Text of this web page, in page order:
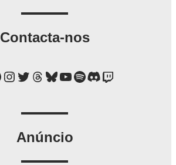
Contacta-nos
Instagram Twitter Threads Bluesky YouTube Spotify Discord Twitch
Anúncio